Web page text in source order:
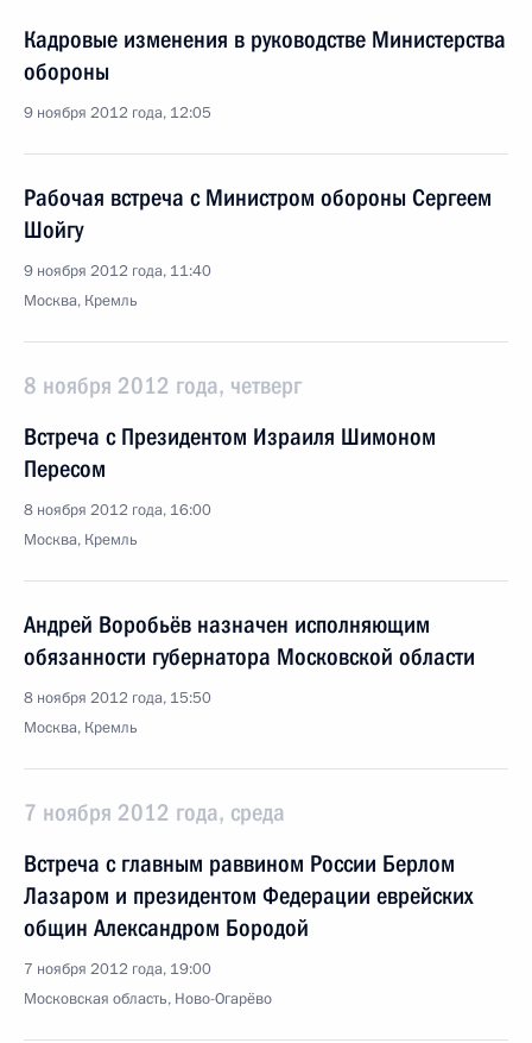
Кадровые изменения в руководстве Министерства
обороны
9 ноября 2012 года, 12:05
Рабочая встреча с Министром обороны Сергеем
Шойгу
9 ноября 2012 года, 11:40
Москва, Кремль
8 ноября 2012 года, четверг
Встреча с Президентом Израиля Шимоном
Пересом
8 ноября 2012 года, 16:00
Москва, Кремль
Андрей Воробьёв назначен исполняющим
обязанности губернатора Московской области
8 ноября 2012 года, 15:50
Москва, Кремль
7 ноября 2012 года, среда
Встреча с главным раввином России Берлом
Лазаром и президентом Федерации еврейских
общин Александром Бородой
7 ноября 2012 года, 19:00
Московская область, Ново-Огарёво